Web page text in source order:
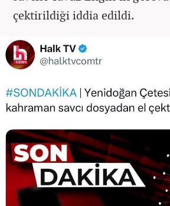
çektirildiği iddia edildi.